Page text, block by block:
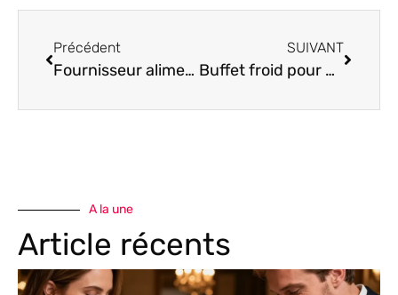
Précédent
Fournisseur alimentaire restaurant : les critères pour bien choisir
SUIVANT
Buffet froid pour 50 personnes : économisez sans compromis sur le plaisir gustatif
A la une
Article récents